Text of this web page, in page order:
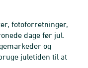
fotoforretninger,
dage før jul.
og
juletiden til at